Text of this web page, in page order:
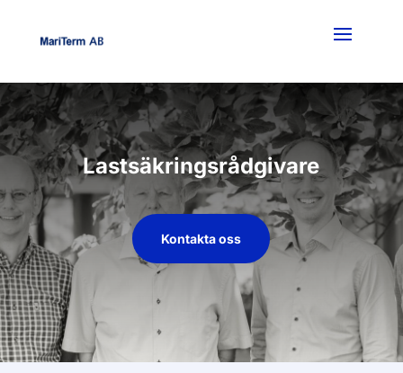
Lastsäkringsrådgivare
Kontakta oss